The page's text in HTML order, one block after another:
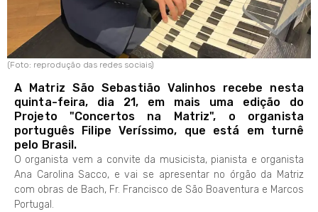
(Foto: reprodução das redes sociais)
A Matriz São Sebastião Valinhos recebe nesta
quinta-feira, dia 21, em mais uma edição do
Projeto "Concertos na Matriz", o organista
português Filipe Veríssimo, que está em turnê
pelo Brasil.
O organista vem a convite da musicista, pianista e organista
Ana Carolina Sacco, e vai se apresentar no órgão da Matriz
com obras de Bach, Fr. Francisco de São Boaventura e Marcos
Portugal.